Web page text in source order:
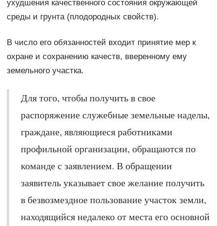
ухудшения качественного состояния окружающей
среды и грунта (плодородных свойств).
В число его обязанностей входит принятие мер к
охране и сохранению качеств, вверенному ему
земельного участка.
Для того, чтобы получить в свое
распоряжение служебные земельные наделы,
граждане, являющиеся работниками
профильной организации, обращаются по
команде с заявлением. В обращении
заявитель указывает свое желание получить
в безвозмездное пользование участок земли,
находящийся недалеко от места его основной